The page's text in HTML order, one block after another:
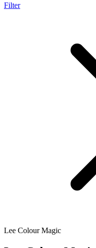
Filter
Lee Colour Magic